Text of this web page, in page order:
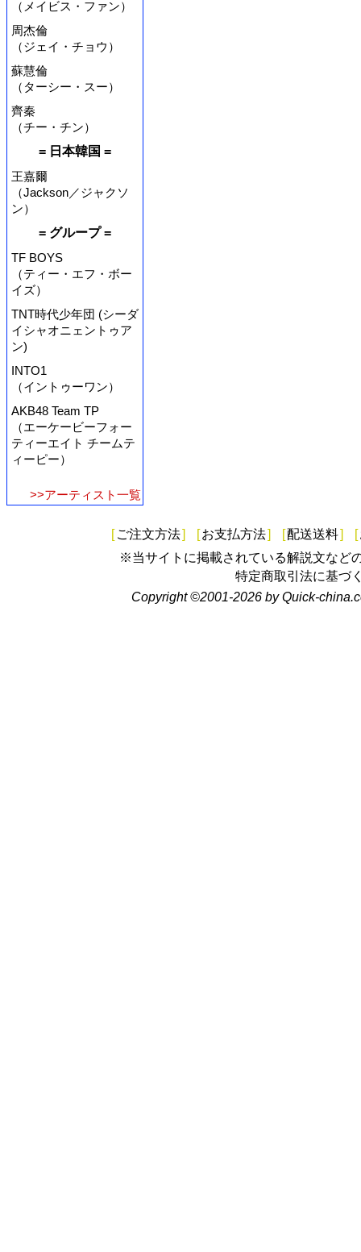
（メイビス・ファン）
周杰倫
（ジェイ・チョウ）
蘇慧倫
（ターシー・スー）
齊秦
（チー・チン）
= 日本韓国 =
王嘉爾
（Jackson／ジャクソ
ン）
= グループ =
TF BOYS
（ティー・エフ・ボー
イズ）
TNT時代少年団 (シーダ
イシャオニェントゥア
ン)
INTO1
（イントゥーワン）
AKB48 Team TP
（エーケービーフォー
ティーエイト チームテ
ィーピー）
>>アーティスト一覧
[ ご注文方法] [お支払方法] [配送送料] [
※当サイトに掲載されている解説文など
特定商取引法に基づ
Copyright ©2001-2026 by Quick-